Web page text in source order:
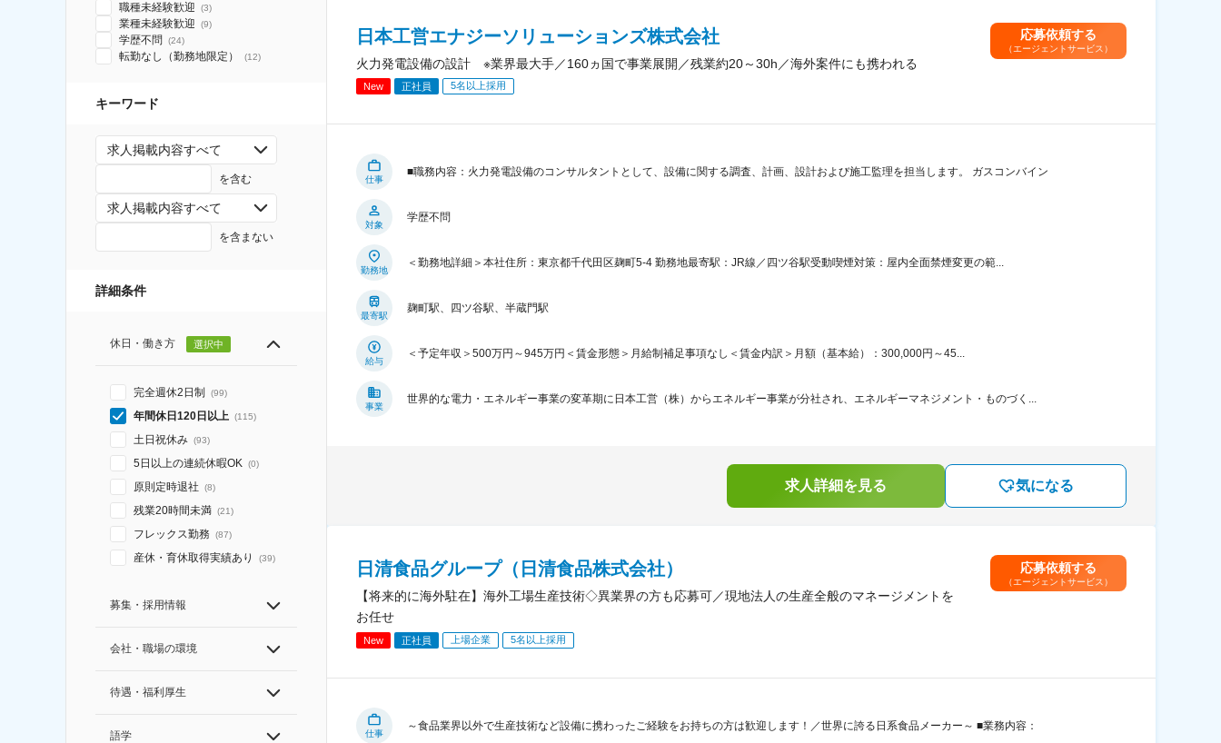
職種未経験歓迎 (3)
業種未経験歓迎 (9)
学歴不問 (24)
転勤なし（勤務地限定） (12)
キーワード
求人掲載内容すべて
を含む
求人掲載内容すべて
を含まない
詳細条件
休日・働き方 選択中
完全週休2日制 (99)
年間休日120日以上 (115)
土日祝休み (93)
5日以上の連続休暇OK (0)
原則定時退社 (8)
残業20時間未満 (21)
フレックス勤務 (87)
産休・育休取得実績あり (39)
募集・採用情報
会社・職場の環境
待遇・福利厚生
語学
日本工営エナジーソリューションズ株式会社
火力発電設備の設計 ※業界最大手／160ヵ国で事業展開／残業約20～30h／海外案件にも携われる
New 正社員 5名以上採用
応募依頼する
（エージェントサービス）
仕事
■職務内容：火力発電設備のコンサルタントとして、設備に関する調査、計画、設計および施工監理を担当します。 ガスコンバイン
対象
学歴不問
勤務地
＜勤務地詳細＞本社住所：東京都千代田区麹町5-4 勤務地最寄駅：JR線／四ツ谷駅受動喫煙対策：屋内全面禁煙変更の範...
最寄駅
麹町駅、四ツ谷駅、半蔵門駅
給与
＜予定年収＞500万円～945万円＜賃金形態＞月給制補足事項なし＜賃金内訳＞月額（基本給）：300,000円～45...
事業
世界的な電力・エネルギー事業の変革期に日本工営（株）からエネルギー事業が分社され、エネルギーマネジメント・ものづく...
求人詳細を見る 気になる
日清食品グループ（日清食品株式会社）
【将来的に海外駐在】海外工場生産技術◇異業界の方も応募可／現地法人の生産全般のマネージメントを
お任せ
New 正社員 上場企業 5名以上採用
応募依頼する
（エージェントサービス）
仕事
～食品業界以外で生産技術など設備に携わったご経験をお持ちの方は歓迎します！／世界に誇る日系食品メーカー～ ■業務内容：